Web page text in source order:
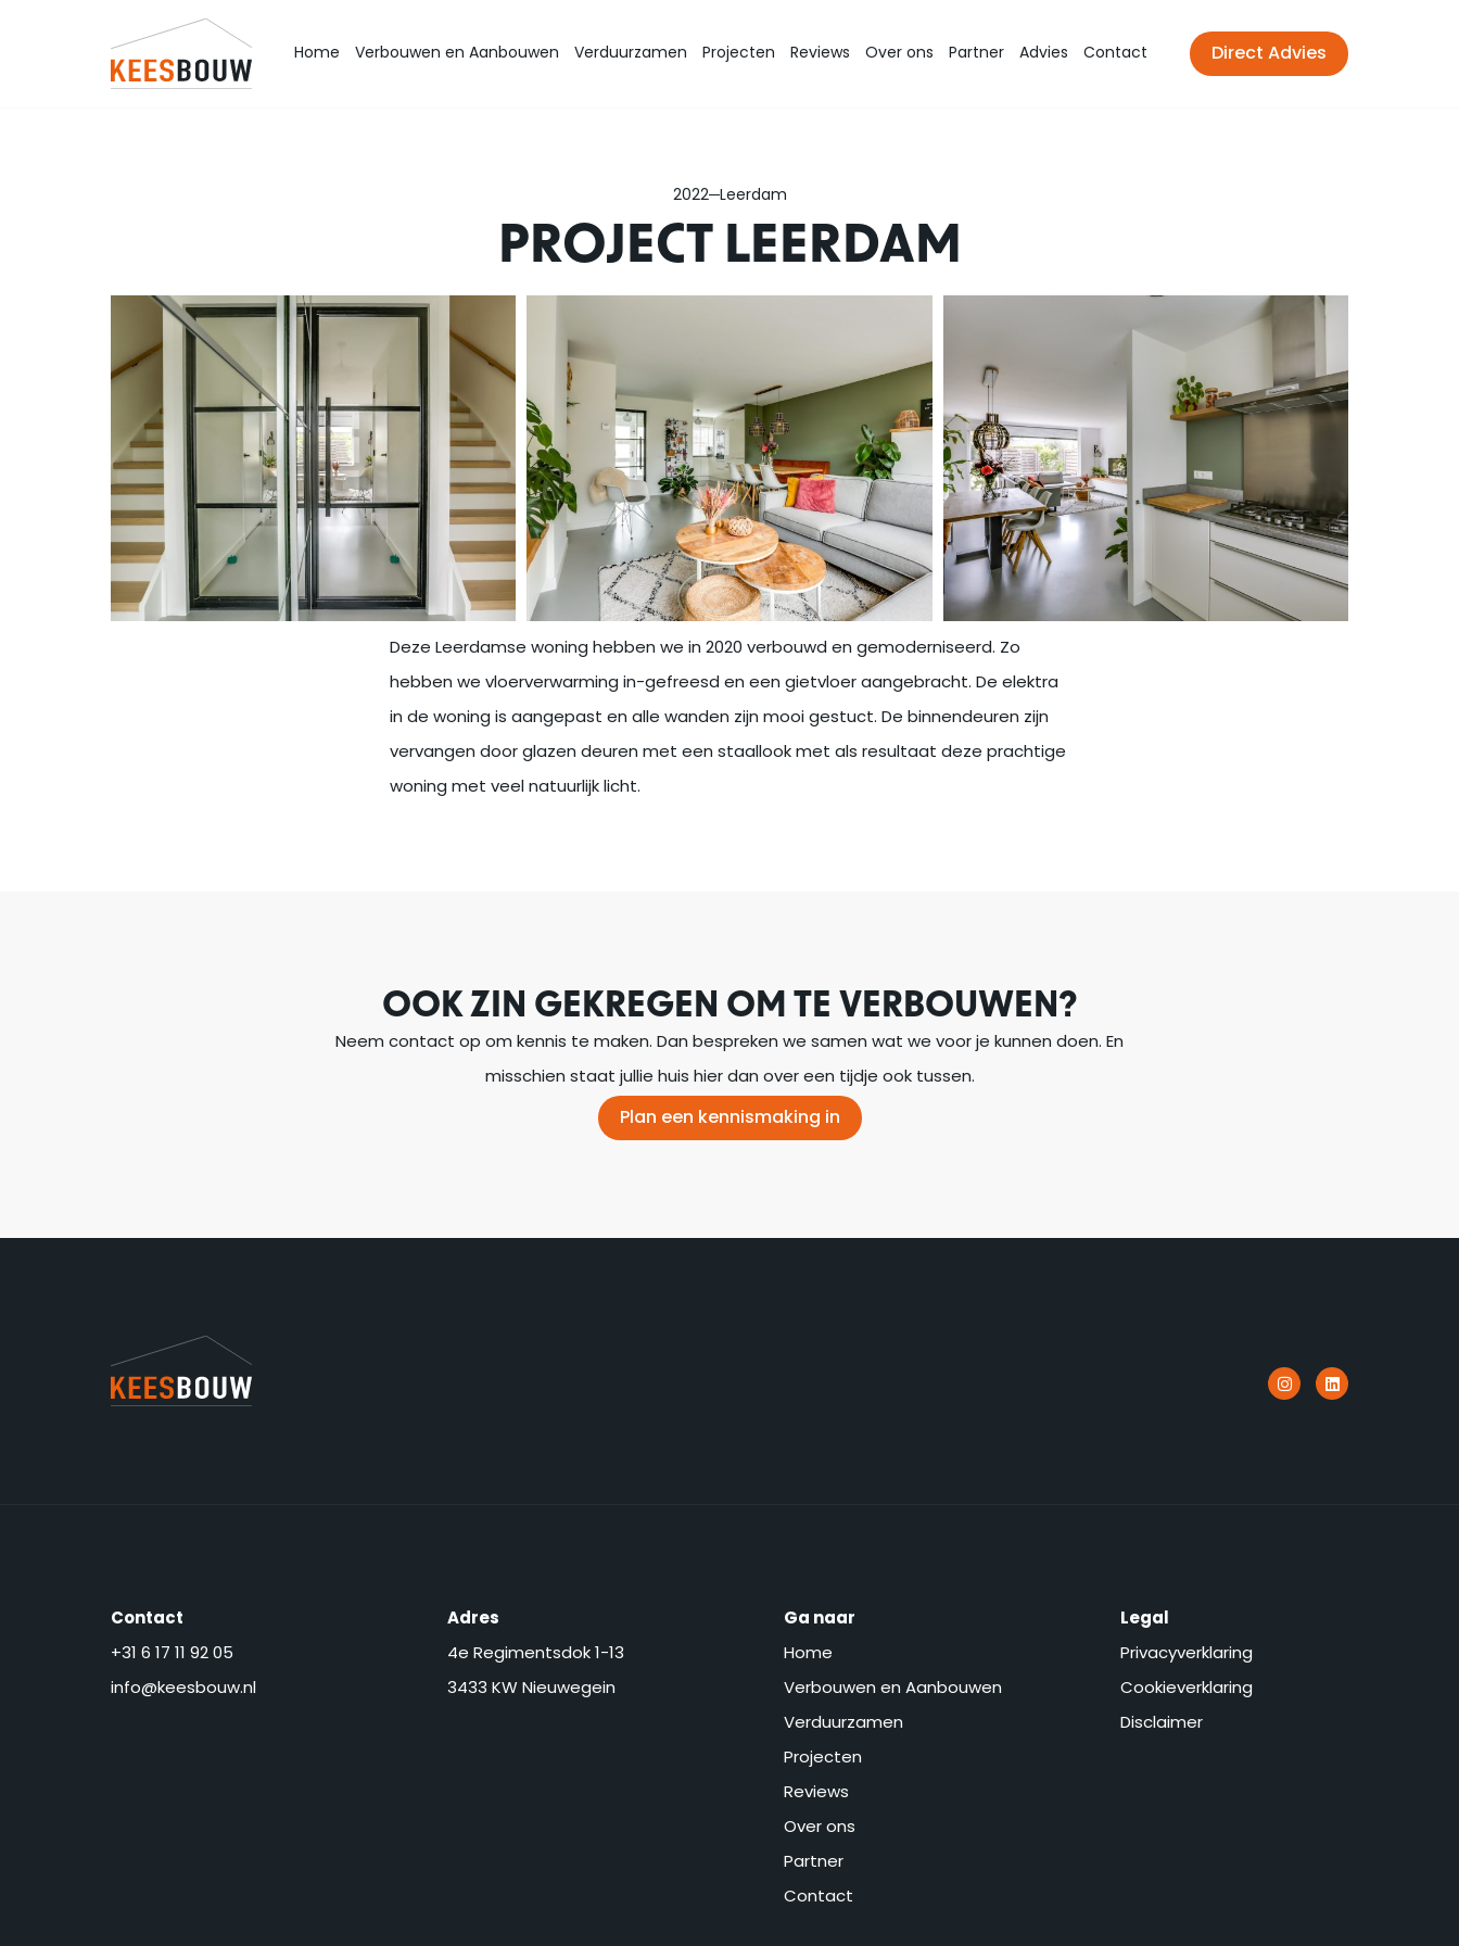
Home Verbouwen en Aanbouwen Verduurzamen Projecten Reviews Over ons Partner Advies Contact Direct Advies
2022 Leerdam
PROJECT LEERDAM
Deze Leerdamse woning hebben we in 2020 verbouwd en gemoderniseerd. Zo
hebben we vloerverwarming in-gefreesd en een gietvloer aangebracht. De elektra
in de woning is aangepast en alle wanden zijn mooi gestuct. De binnendeuren zijn
vervangen door glazen deuren met een staallook met als resultaat deze prachtige
woning met veel natuurlijk licht.
OOK ZIN GEKREGEN OM TE VERBOUWEN?
Neem contact op om kennis te maken. Dan bespreken we samen wat we voor je kunnen doen. En
misschien staat jullie huis hier dan over een tijdje ook tussen.
Plan een kennismaking in
Contact
+31 6 17 11 92 05
info@keesbouw.nl
Adres
4e Regimentsdok 1-13
3433 KW Nieuwegein
Ga naar
Home
Verbouwen en Aanbouwen
Verduurzamen
Projecten
Reviews
Over ons
Partner
Contact
Legal
Privacyverklaring
Cookieverklaring
Disclaimer